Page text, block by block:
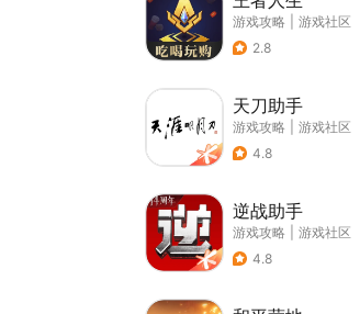
游戏攻略
游戏社区
2.8
天刀助手
游戏攻略
游戏社区
4.8
逆战助手
游戏攻略
游戏社区
4.8